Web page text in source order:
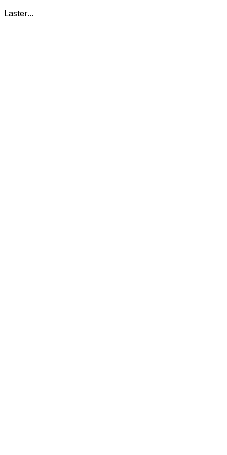
Laster...